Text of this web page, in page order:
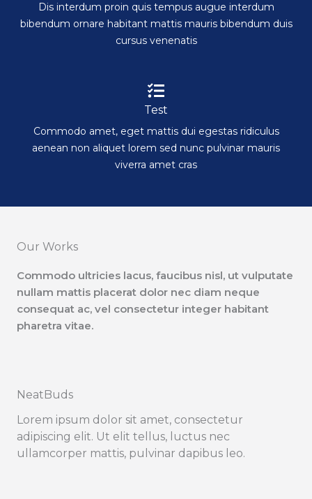
Dis interdum proin quis tempus augue interdum
bibendum ornare habitant mattis mauris bibendum duis
cursus venenatis
Test
Commodo amet, eget mattis dui egestas ridiculus
aenean non aliquet lorem sed nunc pulvinar mauris
viverra amet cras
Our Works
Commodo ultricies lacus, faucibus nisl, ut vulputate
nullam mattis placerat dolor nec diam neque
consequat ac, vel consectetur integer habitant
pharetra vitae.
NeatBuds
Lorem ipsum dolor sit amet, consectetur
adipiscing elit. Ut elit tellus, luctus nec
ullamcorper mattis, pulvinar dapibus leo.